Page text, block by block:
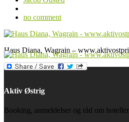
no comment
Haus Diana, Wagrain –
Aktiv Østrig
Booking, anmeldelser og råd om